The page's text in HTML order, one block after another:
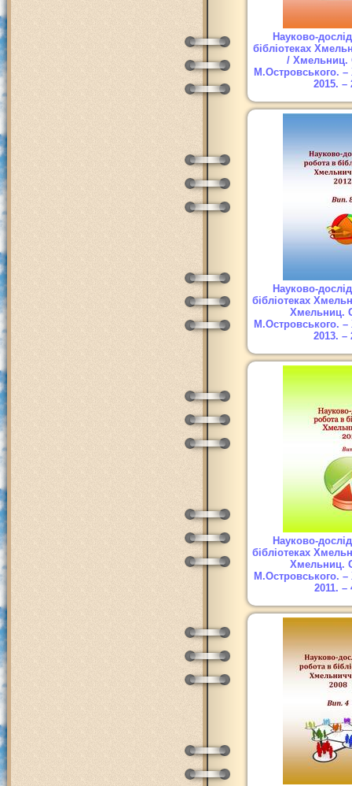
Науково-
бібліотеках
/ Хмельниц.
М.Островського.
2015. –
Науково-
бібліотеках
Хмельниц.
М.Островського.
2013. –
Науково-
бібліотеках
Хмельниц.
М.Островського.
2011. –